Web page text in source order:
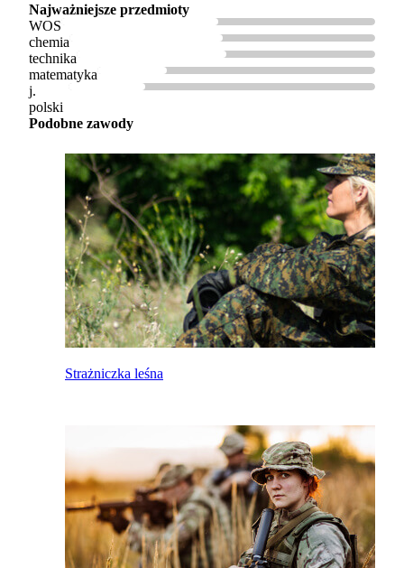
Najważniejsze przedmioty
WOS
chemia
technika
matematyka
j.
polski
Podobne zawody
Strażniczka leśna